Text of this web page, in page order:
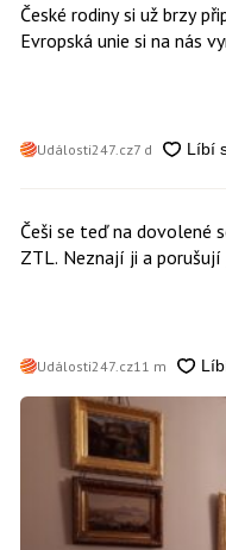
České rodiny si už brzy
Evropská unie si na nás
Události247.cz7 d
Češi se teď na dovolené
ZTL. Neznají ji a porušují
Události247.cz11 m